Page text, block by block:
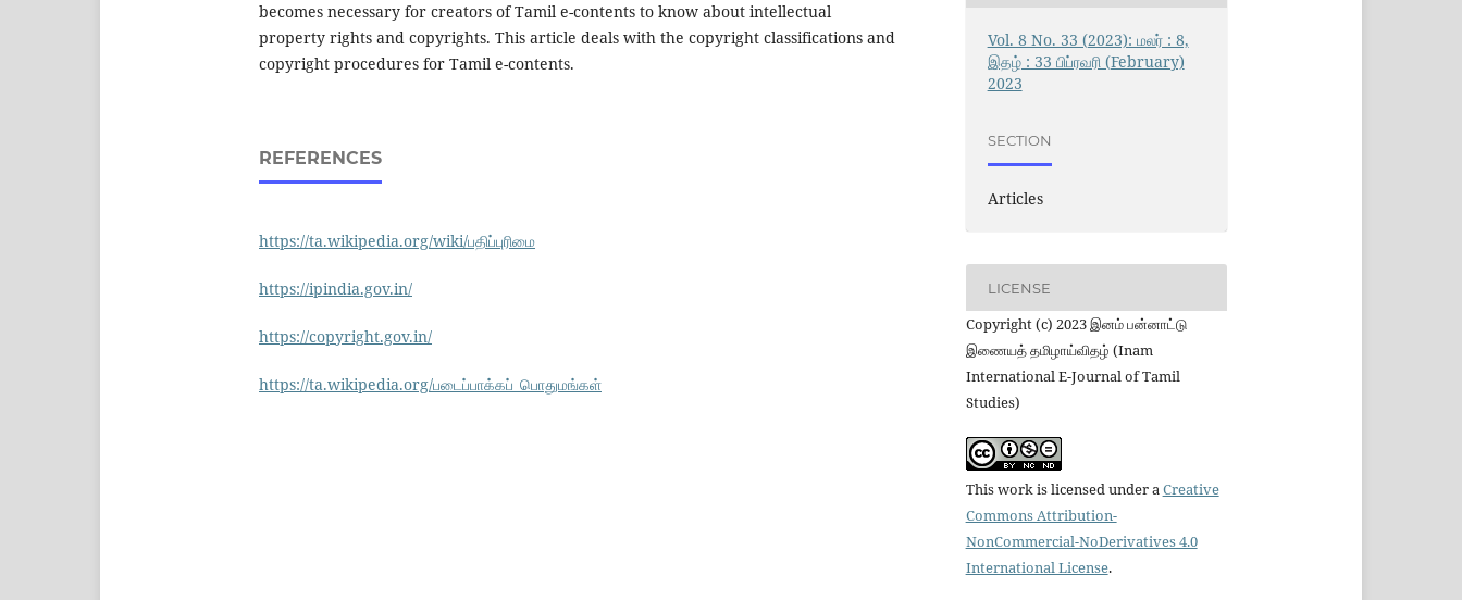
becomes necessary for creators of Tamil e-contents to know about intellectual
property rights and copyrights. This article deals with the copyright classifications and
copyright procedures for Tamil e-contents.
REFERENCES
https://ta.wikipedia.org/wiki/பதிப்புரிமை
https://ipindia.gov.in/
https://copyright.gov.in/
https://ta.wikipedia.org/படைப்பாக்கப்_பொதுமங்கள்
Vol. 8 No. 33 (2023): மலர் : 8,
இதழ் : 33 பிப்ரவரி (February)
2023
SECTION
Articles
LICENSE
Copyright (c) 2023 இனம் பன்னாட்டு
இணையத் தமிழாய்விதழ் (Inam
International E-Journal of Tamil
Studies)
This work is licensed under aCreative
Commons Attribution-
NonCommercial-NoDerivatives 4.0
International License.